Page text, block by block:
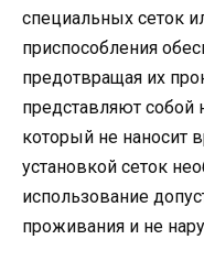
специальных сеток
приспособления
предотвращая их
представляют
который не наносит
установкой сеток
использование
проживания и не